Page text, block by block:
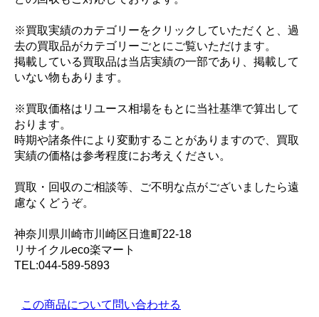
※買取実績のカテゴリーをクリックしていただくと、過
去の買取品がカテゴリーごとにご覧いただけます。
掲載している買取品は当店実績の一部であり、掲載して
いない物もあります。
※買取価格はリユース相場をもとに当社基準で算出して
おります。
時期や諸条件により変動することがありますので、買取
実績の価格は参考程度にお考えください。
買取・回収のご相談等、ご不明な点がございましたら遠
慮なくどうぞ。
神奈川県川崎市川崎区日進町22-18
リサイクルeco楽マート
TEL:044-589-5893
この商品について問い合わせる